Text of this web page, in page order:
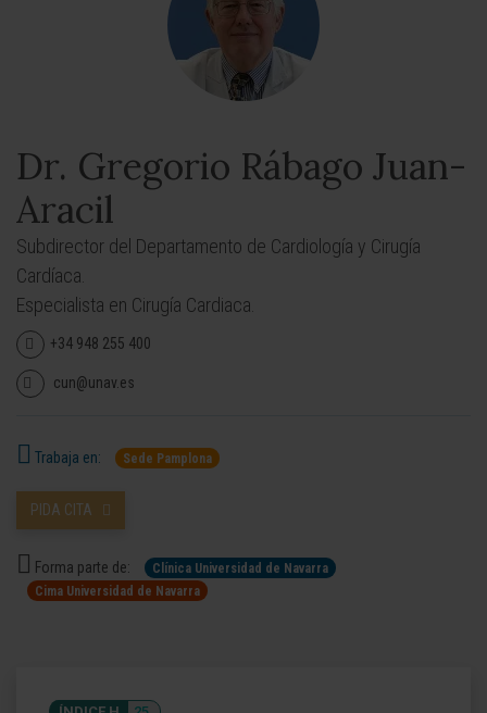
Dr. Gregorio Rábago Juan-
Aracil
Subdirector del Departamento de Cardiología y Cirugía
Cardíaca.
Especialista en Cirugía Cardiaca.
+34 948 255 400
cun@unav.es
Trabaja en: Sede Pamplona
PIDA CITA
Forma parte de:
Clínica Universidad de Navarra
Cima Universidad de Navarra